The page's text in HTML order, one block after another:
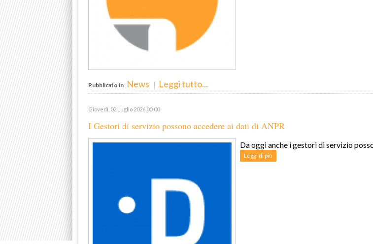
Pubblicato in News Leggi tutto...
Giovedì, 02 Luglio 2026 00:00
I Gestori di servizio possono accedere ai dati di ANPR
Da oggi anche i gestori di servizio
Leggi di più